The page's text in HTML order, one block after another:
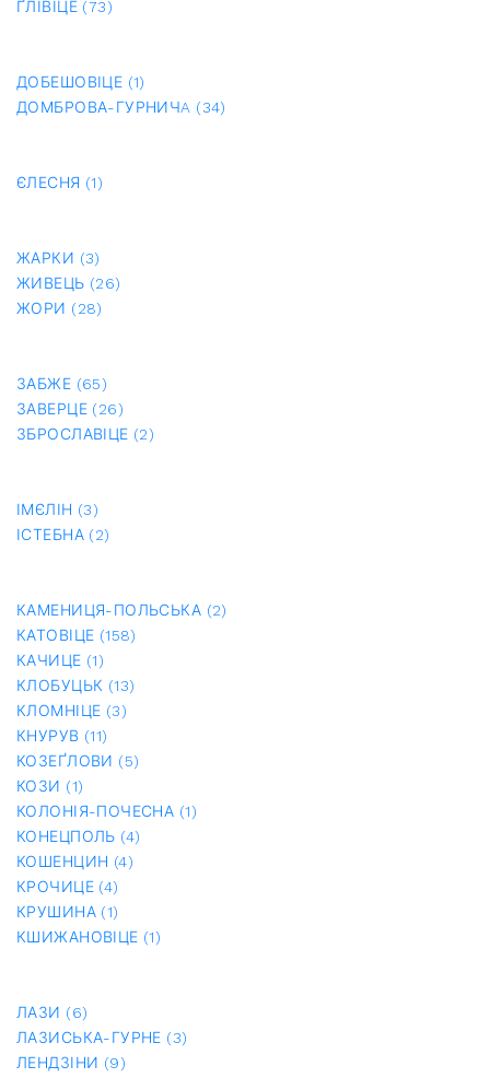
ҐЛІВІЦЕ (73)
ДОБЕШОВІЦЕ (1)
ДОМБРОВА-ГУРНИЧA (34)
ЄЛЕСНЯ (1)
ЖАРКИ (3)
ЖИВЕЦЬ (26)
ЖОРИ (28)
ЗАБЖЕ (65)
ЗАВЕРЦЕ (26)
ЗБРОСЛАВІЦЕ (2)
ІМЄЛІН (3)
ІСТЕБНА (2)
КАМЕНИЦЯ-ПОЛЬСЬКА (2)
КАТОВІЦЕ (158)
КАЧИЦЕ (1)
КЛОБУЦЬК (13)
КЛОМНІЦЕ (3)
КНУРУВ (11)
КОЗЕҐЛОВИ (5)
КОЗИ (1)
КОЛОНІЯ-ПОЧЕСНА (1)
КОНЕЦПОЛЬ (4)
КОШЕНЦИН (4)
КРОЧИЦЕ (4)
КРУШИНА (1)
КШИЖАНОВІЦЕ (1)
ЛАЗИ (6)
ЛАЗИСЬКА-ГУРНЕ (3)
ЛЕНДЗІНИ (9)